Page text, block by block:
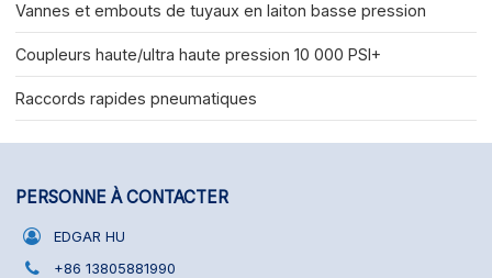
Vannes et embouts de tuyaux en laiton basse pression
Coupleurs haute/ultra haute pression 10 000 PSI+
Raccords rapides pneumatiques
PERSONNE À CONTACTER
EDGAR HU
+86 13805881990